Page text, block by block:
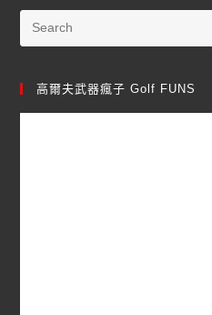
高爾夫武器瘋子 Golf FUNS